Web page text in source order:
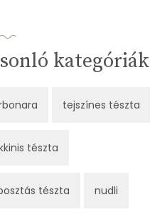
kategóriák
tejszínes tészta
tészta
tészta nudli